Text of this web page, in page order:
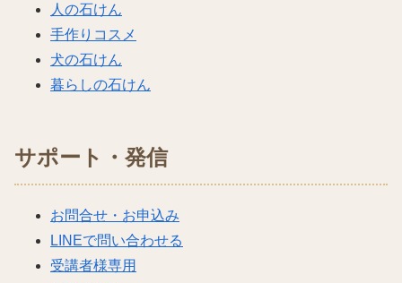
人の石けん
手作りコスメ
犬の石けん
暮らしの石けん
サポート・発信
お問合せ・お申込み
LINEで問い合わせる
受講者様専用